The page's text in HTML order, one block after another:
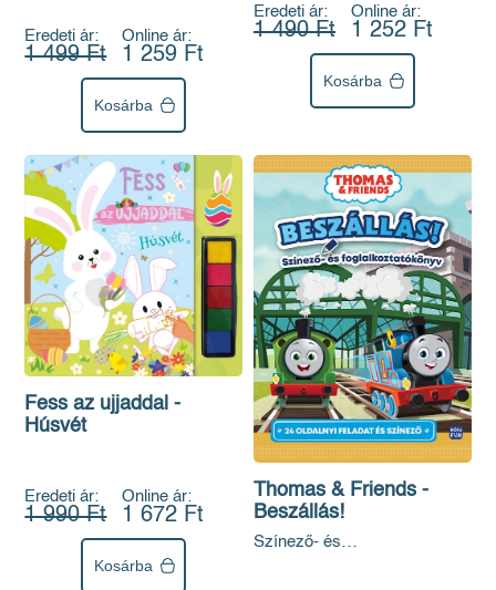
memóriakárytákkal
Eredeti ár:
1 499 Ft
Online ár:
1 259 Ft
Kosárba
Eredeti ár:
1 490 Ft
Online ár:
1 252 Ft
Kosárba
Fess az ujjaddal -
Húsvét
Eredeti ár:
1 990 Ft
Online ár:
1 672 Ft
Kosárba
Thomas & Friends -
Beszállás!
Színező- és